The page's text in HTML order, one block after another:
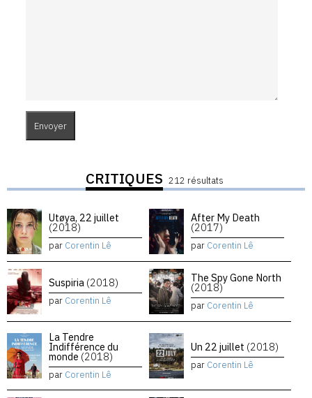
CRITIQUES 212 résultats
Utøya, 22 juillet
(2018)
par Corentin Lê
After My Death
(2017)
par Corentin Lê
Suspiria (2018)
par Corentin Lê
The Spy Gone North
(2018)
par Corentin Lê
La Tendre
Indifférence du
monde (2018)
par Corentin Lê
Un 22 juillet (2018)
par Corentin Lê